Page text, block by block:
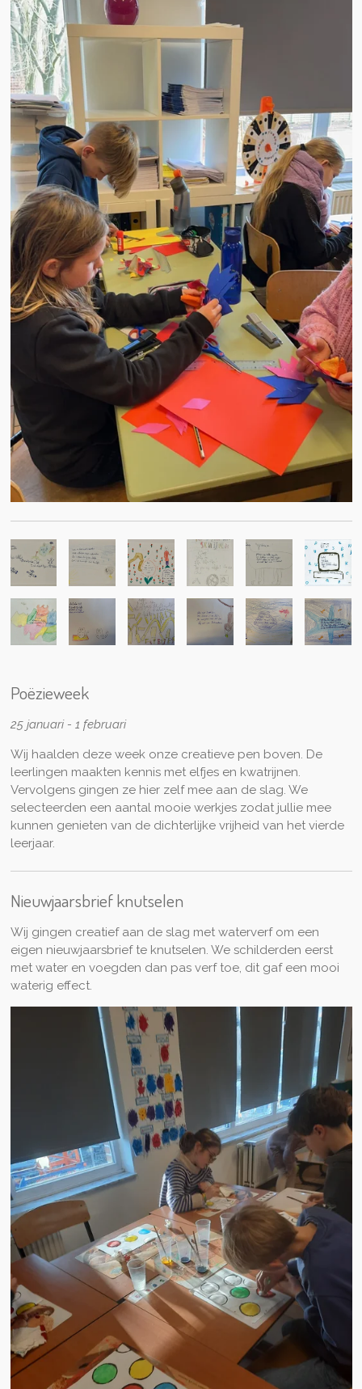
Poëzieweek
25 januari - 1 februari
Wij haalden deze week onze creatieve pen boven. De
leerlingen maakten kennis met elfjes en kwatrijnen.
Vervolgens gingen ze hier zelf mee aan de slag. We
selecteerden een aantal mooie werkjes zodat jullie mee
kunnen genieten van de dichterlijke vrijheid van het vierde
leerjaar.
Nieuwjaarsbrief knutselen
Wij gingen creatief aan de slag met waterverf om een
eigen nieuwjaarsbrief te knutselen. We schilderden eerst
met water en voegden dan pas verf toe, dit gaf een mooi
waterig effect.